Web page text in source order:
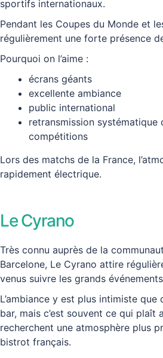
sportifs internationaux.
Pendant les Coupes du Monde et
régulièrement une forte présence
Pourquoi on l’aime :
écrans géants
excellente ambiance
public international
retransmission systématique
compétitions
Lors des matchs de la France,
rapidement électrique.
Le Cyrano
Très connu auprès de la
Barcelone, Le Cyrano attire
venus suivre les grands
L’ambiance y est plus intimiste
bar, mais c’est souvent ce qui plaît
recherchent une atmosphère plus
bistrot français.